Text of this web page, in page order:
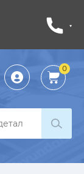
Личный
кабинет
0